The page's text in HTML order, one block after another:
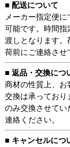
■ 配送について
メーカー指定便
可能です。時間指
渡しとなります。
荷前にご連絡させ
■ 返品・交換につ
商材の性質上、お
交換は承っており
のみ交換させてい
連絡ください。
■ キャンセルにつ